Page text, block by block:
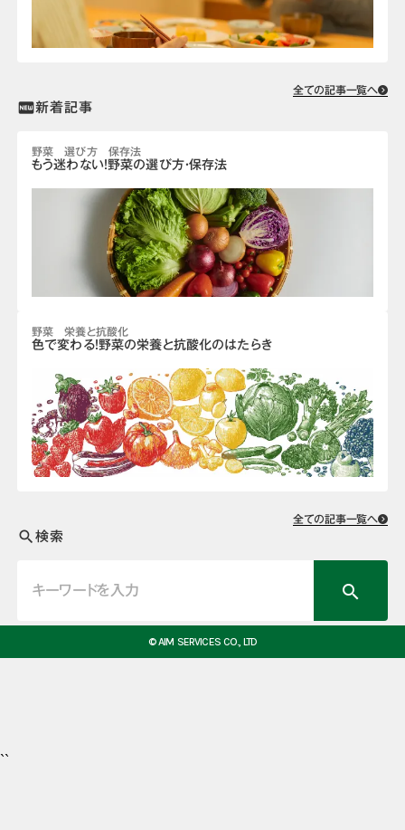
全ての記事一覧へ
fiber_new新着記事
野菜 選び方 保存法
もう迷わない！野菜の選び方・保存法
野菜 栄養と抗酸化
色で変わる！野菜の栄養と抗酸化のはたらき
全ての記事一覧へ
search検索
search
© AIM SERVICES CO., LTD
``